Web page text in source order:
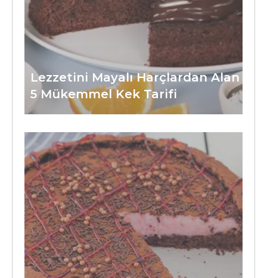
Lezzetini Mayalı Harçlardan Alan
5 Mükemmel Kek Tarifi